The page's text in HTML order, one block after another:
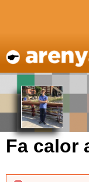
Fa calor